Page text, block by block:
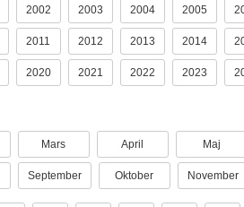
2002 2003 2004 2005
2011 2012 2013 2014
2020 2021 2022 2023
Mars April Maj
September Oktober November